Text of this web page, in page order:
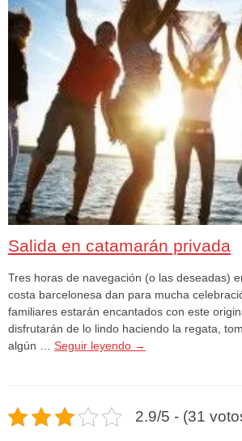
Salida en catamarán privada
Tres horas de navegación (o las deseadas)
costa barcelonesa dan para mucha
familiares estarán encantados con este
disfrutarán de lo lindo haciendo la regata,
algún … Seguir leyendo →
2.9/5 - (31